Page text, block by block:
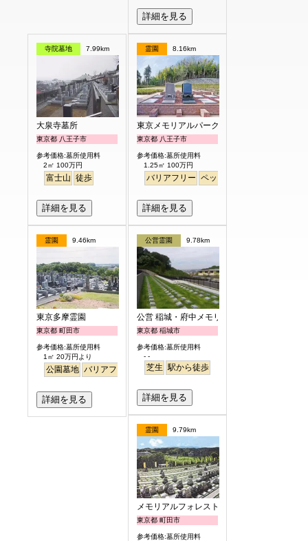
詳細を見る
寺院墓地 7.99km
大泉寺墓所
東京都 八王子市
参考価格:墓所使用料
2㎡ 100万円
富士山 徒歩
詳細を見る
霊園 8.16km
東京メモリアルパーク
東京都 八王子市
参考価格:墓所使用料
1.25㎡ 100万円
バリアフリー ペット
詳細を見る
霊園 9.46km
東京多摩霊園
東京都 町田市
参考価格:墓所使用料
1㎡ 20万円より
公園墓地 バリアフリー
詳細を見る
公営霊園 9.78km
公営 稲城・府中メモリアルパーク
東京都 稲城市
参考価格:墓所使用料
- -
芝生 駅から徒歩
詳細を見る
霊園 9.79km
メモリアルフォレスト多摩
東京都 町田市
参考価格:墓所使用料